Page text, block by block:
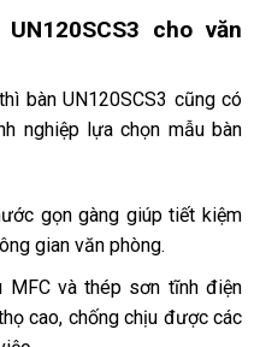
cho văn
bàn UN120SCS3 cũng có
nghiệp lựa chọn mẫu bàn
gọn gàng giúp tiết kiệm
gian văn phòng.
MFC và thép sơn tĩnh điện
cao, chống chịu được các